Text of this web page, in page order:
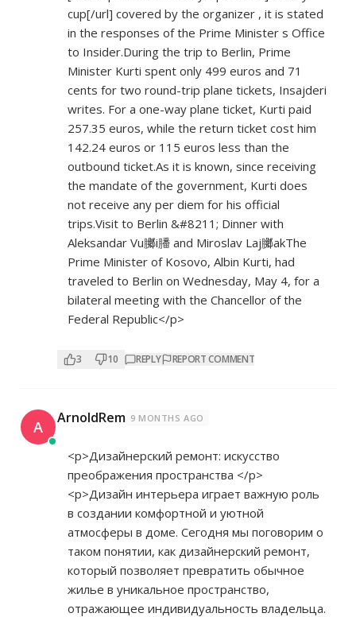
cup[/url] covered by the organizer , it is stated
in the responses of the Prime Minister s Office
to Insider.During the trip to Berlin, Prime
Minister Kurti spent only 499 euros and 71
cents for two round-trip plane tickets, Insajderi
writes. For a one-way plane ticket, Kurti paid
257.35 euros, while the return ticket cost him
142.24 euros or 115 euros less than the
outbound ticket.As it is known, since receiving
the mandate of the government, Kurti does
not receive any per diem for his official
trips.Visit to Berlin &#8211; Dinner with
Aleksandar Vu膷i膰 and Miroslav Laj膷akThe
Prime Minister of Kosovo, Albin Kurti, had
traveled to Berlin on Wednesday, May 4, for a
bilateral meeting with the Chancellor of the
Federal Republic</p>
3 10 REPLY REPORT COMMENT
A ArnoldRem 9 MONTHS AGO
<p>Дизайнерский ремонт: искусство
преображения пространства </p>
<p>Дизайн интерьера играет важную роль
в создании комфортной и уютной
атмосферы в доме. Сегодня мы поговорим о
таком понятии, как дизайнерский ремонт,
который позволяет превратить обычное
жилье в уникальное пространство,
отражающее индивидуальность владельца.